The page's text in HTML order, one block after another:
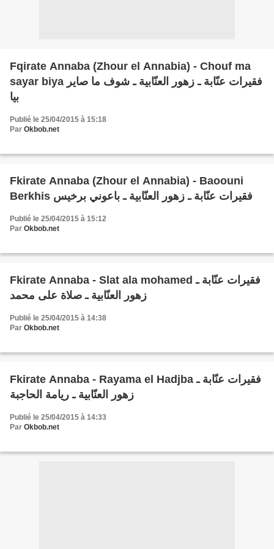
Fqirate Annaba (Zhour el Annabia) - Chouf ma
sayar biya فقيرات عنّابة ـ زهور العنّابية ـ شوف ما صاير
بيا
Publié le 25/04/2015 à 15:18
Par Okbob.net
Fkirate Annaba (Zhour el Annabia) - Baoouni
Berkhis فقيرات عنّابة ـ زهور العنّابية ـ باعوني برخيس
Publié le 25/04/2015 à 15:12
Par Okbob.net
Fkirate Annaba - Slat ala mohamed فقيرات عنّابة ـ
زهور العنّابية ـ صلاة على محمد
Publié le 25/04/2015 à 14:38
Par Okbob.net
Fkirate Annaba - Rayama el Hadjba فقيرات عنّابة ـ
زهور العنّابية ـ ريامة الحاجبة
Publié le 25/04/2015 à 14:33
Par Okbob.net